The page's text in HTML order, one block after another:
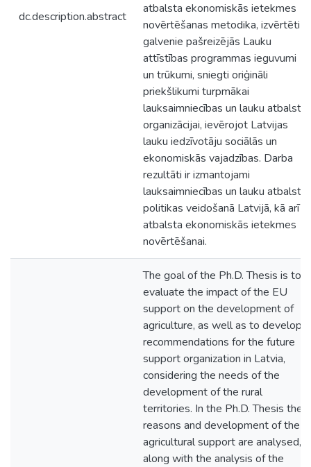
dc.description.abstract
atbalsta ekonomiskās ietekmes
novērtēšanas metodika, izvērtēti
galvenie pašreizējās Lauku
attīstības programmas ieguvumi
un trūkumi, sniegti oriģināli
priekšlikumi turpmākai
lauksaimniecības un lauku atbalsta
organizācijai, ievērojot Latvijas
lauku iedzīvotāju sociālās un
ekonomiskās vajadzības. Darba
rezultāti ir izmantojami
lauksaimniecības un lauku atbalsta
politikas veidošanā Latvijā, kā arī
atbalsta ekonomiskās ietekmes
novērtēšanai.
The goal of the Ph.D. Thesis is to
evaluate the impact of the EU
support on the development of
agriculture, as well as to develop
recommendations for the future
support organization in Latvia,
considering the needs of the
development of the rural
territories. In the Ph.D. Thesis the
reasons and development of the
agricultural support are analysed,
along with the analysis of the